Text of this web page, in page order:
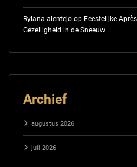
Rylana alentejoop Feestelijke
Gezelligheid in de Sneeuw
Archief
augustus 2026
juli 2026